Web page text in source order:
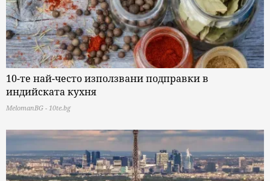
10-те най-често използвани подправки в
индийската кухня
MelomanBG - 10te.bg